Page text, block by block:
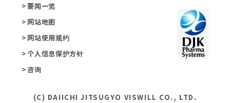
要闻一览
网站地图
网站使用规约
个人信息保护方针
咨询
(C) DAIICHI JITSUGYO VISWILL CO., LTD.